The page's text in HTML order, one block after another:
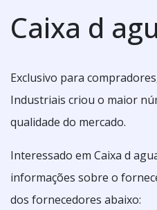
Caixa d
Exclusivo para
Industriais criou o maior
qualidade do mercado.
Interessado em Caixa d
informações sobre o
dos fornecedores abaixo: